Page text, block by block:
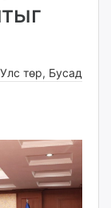
Улс төр, Бусад